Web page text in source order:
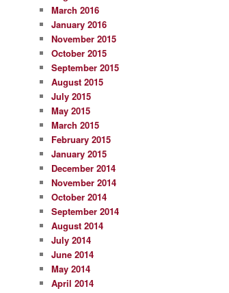
March 2016
January 2016
November 2015
October 2015
September 2015
August 2015
July 2015
May 2015
March 2015
February 2015
January 2015
December 2014
November 2014
October 2014
September 2014
August 2014
July 2014
June 2014
May 2014
April 2014